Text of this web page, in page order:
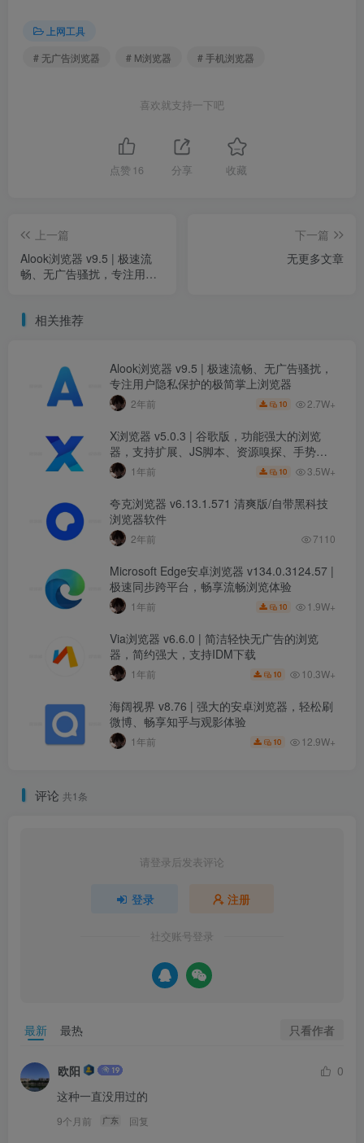
上网工具
# 无广告浏览器
# M浏览器 # 手机浏览器
喜欢就支持一下吧
点赞 16 分享 收藏
上一篇
Alook浏览器 v9.5 | 极速流
畅、无广告骚扰，专注用户
下一篇
无更多文章
相关推荐
Alook浏览器 v9.5 | 极速流畅、无广告骚扰，
专注用户隐私保护的极简掌上浏览器
2年前 10 2.7W+
X浏览器 v5.0.3 | 谷歌版，功能强大的浏览
器，支持扩展、JS脚本、资源嗅探、手势操
控及广告拦截
1年前 10 3.5W+
夸克浏览器 v6.13.1.571 清爽版/自带黑科技
浏览器软件
2年前 7110
Microsoft Edge安卓浏览器 v134.0.3124.57 |
极速同步跨平台，畅享流畅浏览体验
1年前 10 1.9W+
Via浏览器 v6.6.0 | 简洁轻快无广告的浏览
器，简约强大，支持IDM下载
1年前 10 10.3W+
海阔视界 v8.76 | 强大的安卓浏览器，轻松刷
微博、畅享知乎与观影体验
1年前 10 12.9W+
评论 共1条
请登录后发表评论
登录 注册
社交账号登录
最新 最热 只看作者
欧阳
0
这种一直没用过的
9个月前 广东 回复